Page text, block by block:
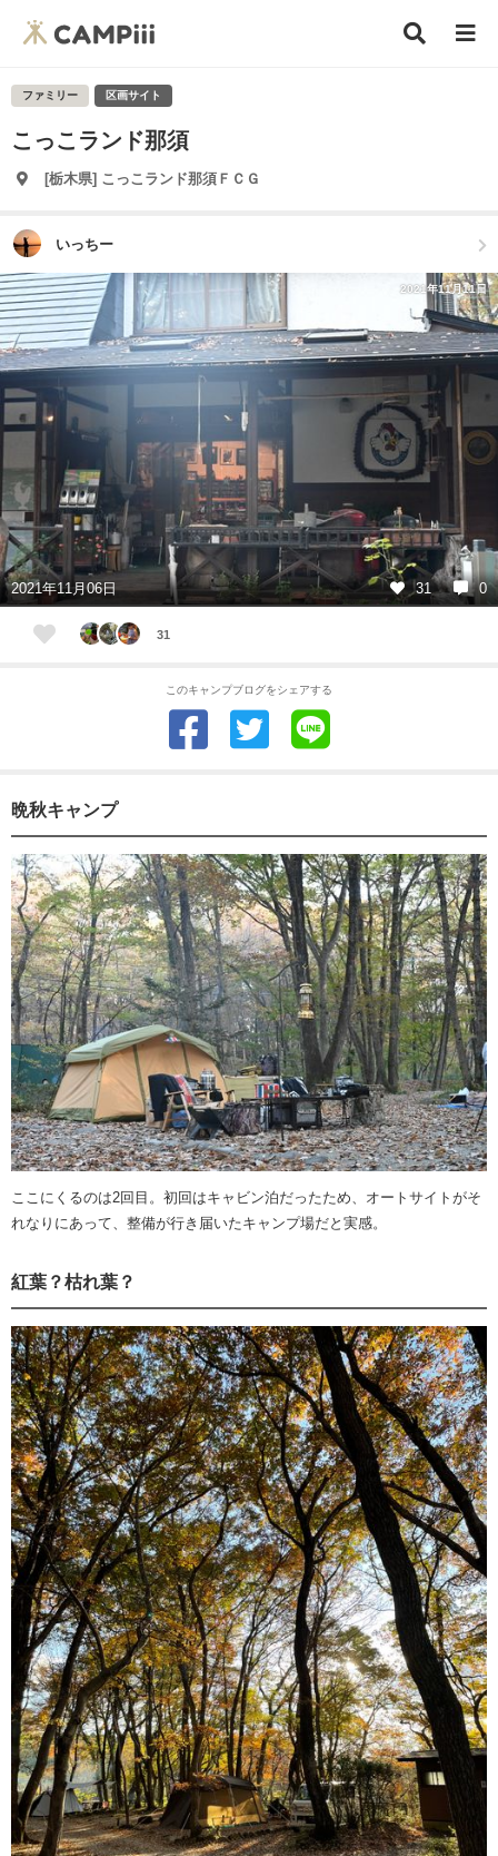
ファミリー 区画サイト
こっこランド那須
[栃木県] こっこランド那須ＦＣＧ
いっちー
2021年11月11日
2021年11月06日 31 0
31
このキャンプブログをシェアする
晩秋キャンプ
ここにくるのは2回目。初回はキャビン泊だったため、オートサイトがそ
れなりにあって、整備が行き届いたキャンプ場だと実感。
紅葉？枯れ葉？